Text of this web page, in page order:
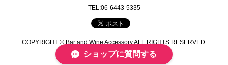
TEL:06-6443-5335
COPYRIGHT © Bar and Wine Accessory ALL RIGHTS RESERVED.
ショップに質問する